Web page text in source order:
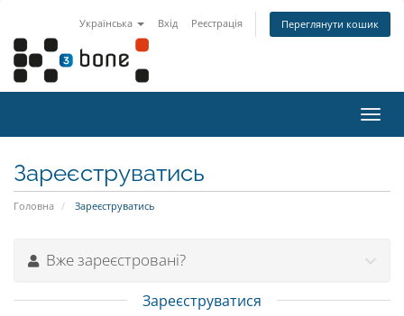
Українська Вхід Реєстрація Переглянути кошик
Зареєструватись
Головна Зареєструватись
Вже зареєстровані?
Зареєструватися